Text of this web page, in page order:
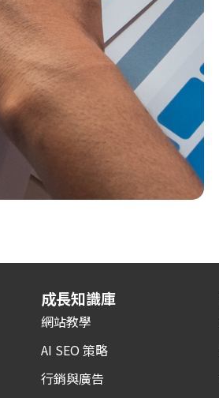
成長知識庫
網站教學
AI SEO 策略
行銷與廣告